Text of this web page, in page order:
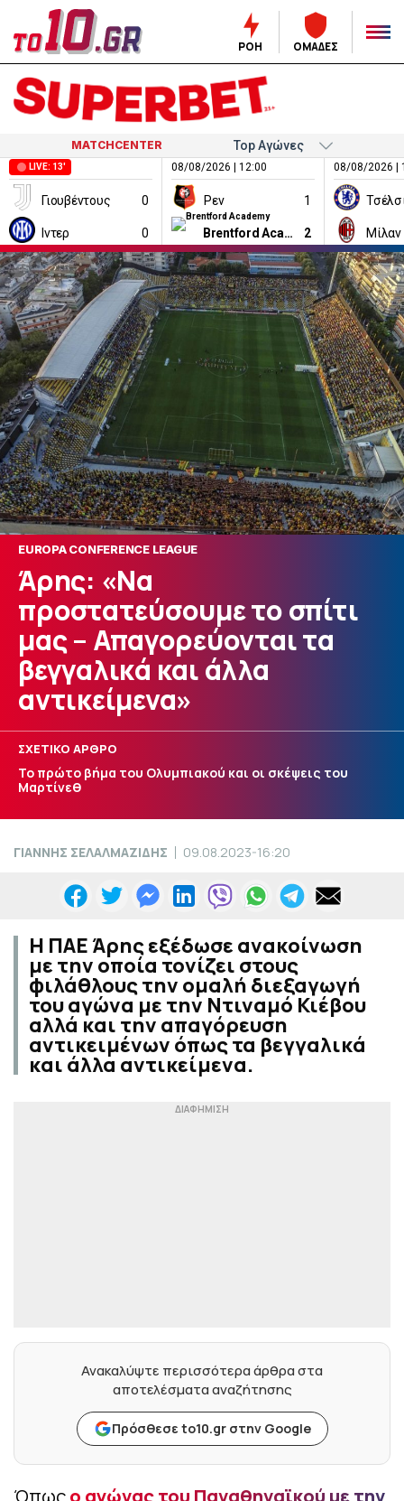
ΡΟΗ ΟΜΑΔΕΣ
MATCHCENTER
08/08/2026 | 12:00
Ρεν 1
Brentford Academy 2
LIVE: 13'
Γιουβέντους 0
Ιντερ 0
08/08/2026 |
Μίλαν
EUROPA CONFERENCE LEAGUE
Άρης: «Να
προστατεύσουμε το σπίτι
μας – Απαγορεύονται τα
βεγγαλικά και άλλα
αντικείμενα»
ΣΧΕΤΙΚΟ ΑΡΘΡΟ
Το πρώτο βήμα του Ολυμπιακού και οι σκέψεις του
Μαρτίνεθ
ΓΙΑΝΝΗΣ ΣΕΛΑΛΜΑΖΙΔΗΣ 09.08.2023-16:20
Η ΠΑΕ Άρης εξέδωσε ανακοίνωση
με την οποία τονίζει στους
φιλάθλους την ομαλή διεξαγωγή
του αγώνα με την Ντιναμό Κιέβου
αλλά και την απαγόρευση
αντικειμένων όπως τα βεγγαλικά
και άλλα αντικείμενα.
Ανακαλύψτε περισσότερα άρθρα στα
αποτελέσματα αναζήτησης
Πρόσθεσε to10.gr στην Google